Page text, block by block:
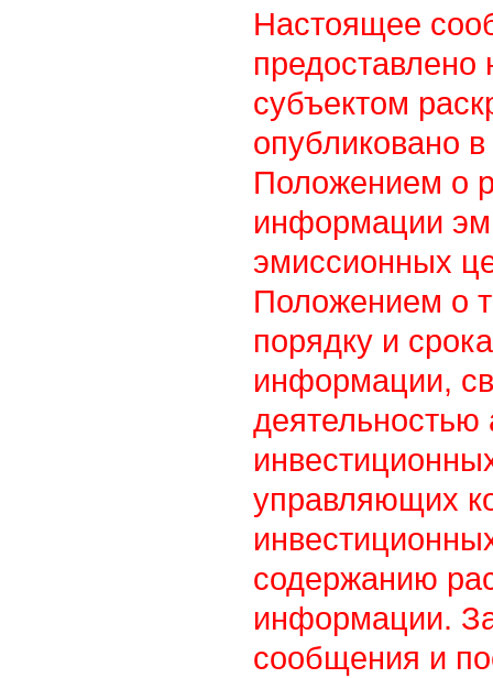
Настоящее
предоставлено
субъектом
опубликовано в
Положением о
информации
эмиссионных
Положением о
порядку и
информации,
управляющих
содержанию
информации.
сообщения и